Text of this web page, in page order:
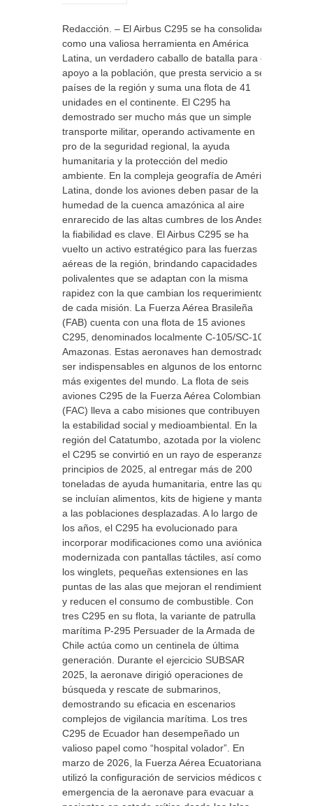
Redacción. – El Airbus C295 se ha consolidado
como una valiosa herramienta en América
Latina, un verdadero caballo de batalla para el
apoyo a la población, que presta servicio a seis
países de la región y suma una flota de 41
unidades en el continente. El C295 ha
demostrado ser mucho más que un simple
transporte militar, operando activamente en
pro de la seguridad regional, la ayuda
humanitaria y la protección del medio
ambiente. En la compleja geografía de América
Latina, donde los aviones deben pasar de la
humedad de la cuenca amazónica al aire
enrarecido de las altas cumbres de los Andes,
la fiabilidad es clave. El Airbus C295 se ha
vuelto un activo estratégico para las fuerzas
aéreas de la región, brindando capacidades
polivalentes que se adaptan con la misma
rapidez con la que cambian los requerimientos
de cada misión. La Fuerza Aérea Brasileña
(FAB) cuenta con una flota de 15 aviones
C295, denominados localmente C-105/SC-105
Amazonas. Estas aeronaves han demostrado
ser indispensables en algunos de los entornos
más exigentes del mundo. La flota de seis
aviones C295 de la Fuerza Aérea Colombiana
(FAC) lleva a cabo misiones que contribuyen a
la estabilidad social y medioambiental. En la
región del Catatumbo, azotada por la violencia,
el C295 se convirtió en un rayo de esperanza a
principios de 2025, al entregar más de 200
toneladas de ayuda humanitaria, entre las que
se incluían alimentos, kits de higiene y mantas,
a las poblaciones desplazadas. A lo largo de
los años, el C295 ha evolucionado para
incorporar modificaciones como una aviónica
modernizada con pantallas táctiles, así como
los winglets, pequeñas extensiones en las
puntas de las alas que mejoran el rendimiento
y reducen el consumo de combustible. Con
tres C295 en su flota, la variante de patrulla
marítima P-295 Persuader de la Armada de
Chile actúa como un centinela de última
generación. Durante el ejercicio SUBSAR
2025, la aeronave dirigió operaciones de
búsqueda y rescate de submarinos,
demostrando su eficacia en escenarios
complejos de vigilancia marítima. Los tres
C295 de Ecuador han desempeñado un
valioso papel como “hospital volador”. En
marzo de 2026, la Fuerza Aérea Ecuatoriana
utilizó la configuración de servicios médicos de
emergencia de la aeronave para evacuar a